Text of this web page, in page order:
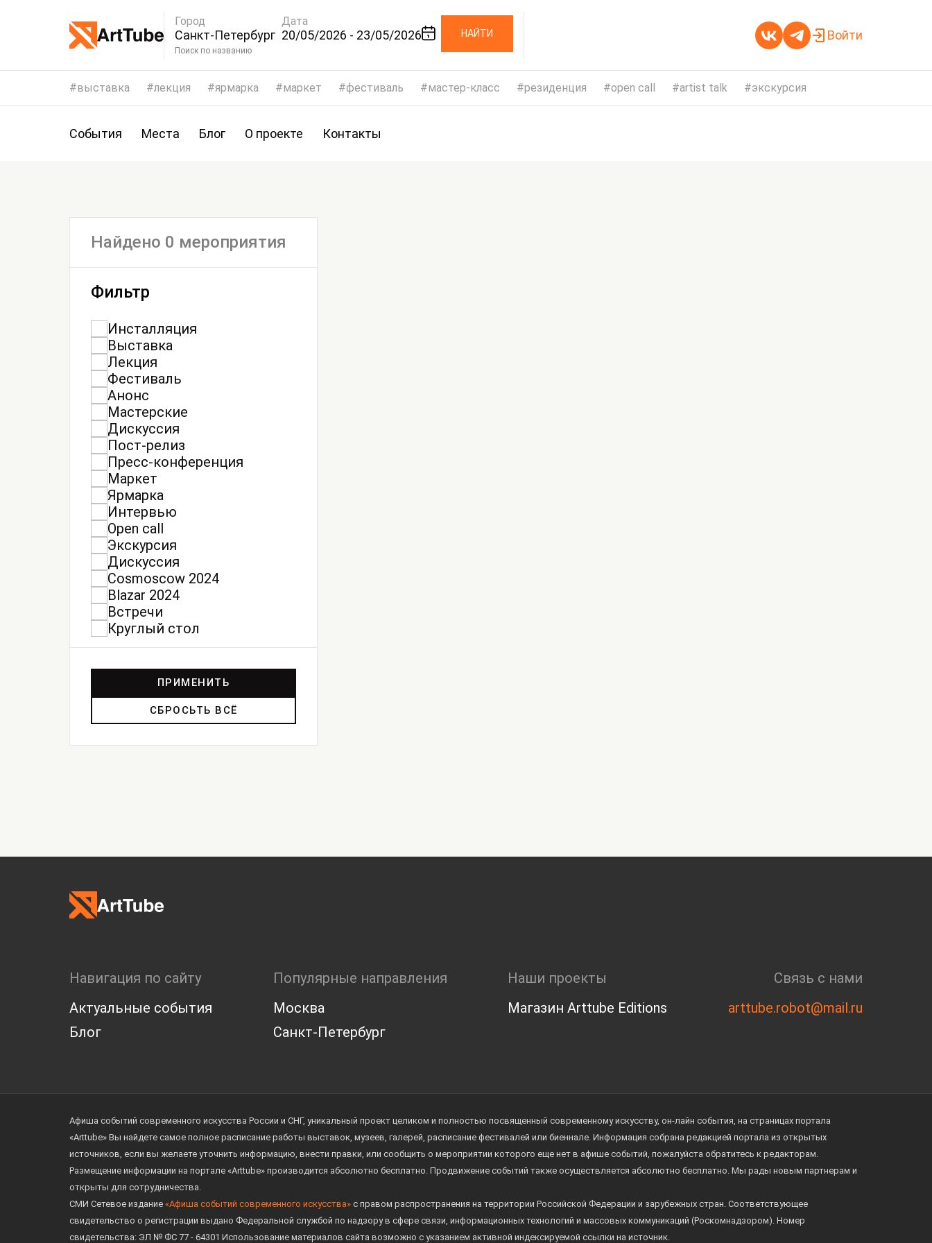
Город
Санкт-Петербург
Дата
20/05/2026 - 23/05/2026
Поиск по названию
НАЙТИ Войти
выставка лекция ярмарка маркет фестиваль мастер-класс резиденция open call artist talk экскурсия
События Места Блог О проекте Контакты
Найдено 0 мероприятия
Фильтр
Инсталляция
Выставка
Лекция
Фестиваль
Анонс
Мастерские
Дискуссия
Пост-релиз
Пресс-конференция
Маркет
Ярмарка
Интервью
Open call
Экскурсия
Дискуссия
Cosmoscow 2024
Blazar 2024
Встречи
Круглый стол
ПРИМЕНИТЬ
СБРОСЬТЬ ВСЁ
Навигация по сайту
Актуальные события
Блог
Популярные направления
Москва
Санкт-Петербург
Наши проекты
Магазин Arttube Editions
Связь с нами
arttube.robot@mail.ru
Афиша событий современного искусства России и СНГ, уникальный проект целиком и полностью посвященный современному искусству, он-лайн события, на страницах портала
«Arttube» Вы найдете самое полное расписание работы выставок, музеев, галерей, расписание фестивалей или биеннале. Информация собрана редакцией портала из открытых
источников, если вы желаете уточнить информацию, внести правки, или сообщить о мероприятии которого еще нет в афише событий, пожалуйста обратитесь к редакторам.
Размещение информации на портале «Arttube» производится абсолютно бесплатно. Продвижение событий также осуществляется абсолютно бесплатно. Мы рады новым партнерам и
открыты для сотрудничества.
СМИ Сетевое издание «Афиша событий современного искусства» с правом распространения на территории Российской Федерации и зарубежных стран. Соответствующее
свидетельство о регистрации выдано Федеральной службой по надзору в сфере связи, информационных технологий и массовых коммуникаций (Роскомнадзором). Номер
свидетельства: ЭЛ № ФС 77 - 64301 Использование материалов сайта возможно с указанием активной индексируемой ссылки на источник.